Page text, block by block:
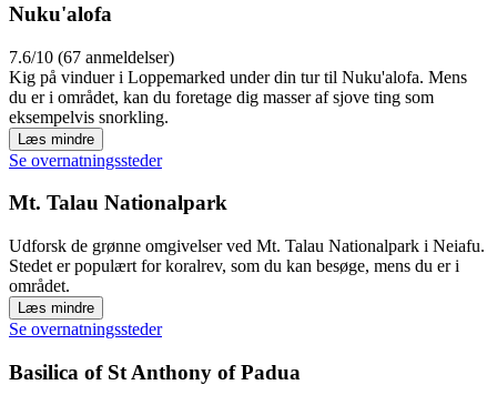
Nuku'alofa
7.6/10 (67 anmeldelser)
Kig på vinduer i Loppemarked under din tur til Nuku'alofa. Mens
du er i området, kan du foretage dig masser af sjove ting som
eksempelvis snorkling.
Læs mindre
Se overnatningssteder
Mt. Talau Nationalpark
Udforsk de grønne omgivelser ved Mt. Talau Nationalpark i Neiafu.
Stedet er populært for koralrev, som du kan besøge, mens du er i
området.
Læs mindre
Se overnatningssteder
Basilica of St Anthony of Padua